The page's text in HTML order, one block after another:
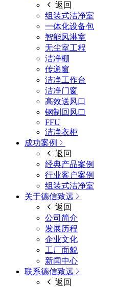
返回
组装式洁净室
一体化设备包
智能风淋室
无尘室工程
洁净棚
传递窗
洁净工作台
洁净门窗
高效送风口
钢制回风口
FFU
洁净衣柜
成功案例
返回
经典产品案例
行业客户案例
组装式洁净室
关于德信致远
返回
公司简介
发展历程
企业文化
工厂面貌
新闻中心
联系德信致远
返回